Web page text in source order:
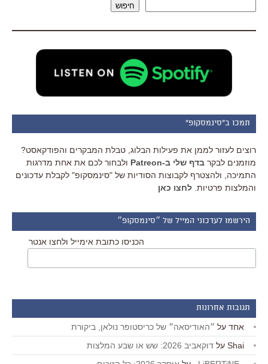
חיפוש
תמכו ב"סינמסקופ"
רוצים לעזור לממן את פעילות הבלוג, טבלת המבקרים והפודקאסט?
מוזמנים לבקר בדף שלי ב-Patreon
ולבחור לכם את אחת מדרגות
התמיכה, ולהצטרף לקבוצות הסודיות של "סינמסקופ" לקבלת עדכונים
והמלצות פרטיות. לחצו כאן
הירשמו לעדכוני המייל של ״סינמסקופ״
הכניסו כתובת אימייל ולחצו אנטר
תגובות אחרונות
אחד על ״האודיסאה״ של כריסטופר נולאן, ביקורת
Shai על דוקאביב 2026: שש או שבע המלצות